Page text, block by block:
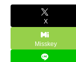
X
Misskey